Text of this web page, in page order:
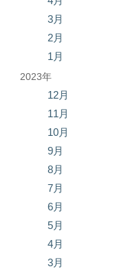
3月
2月
1月
2023年
12月
11月
10月
9月
8月
7月
6月
5月
4月
3月